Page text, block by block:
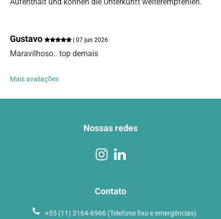
Gustavo | 07 jun 2026
Maravilhoso.. top demais
Mais avaliações
Nossas redes
Contato
+55 (11) 3164-6966 (Telefone fixo e emergências)